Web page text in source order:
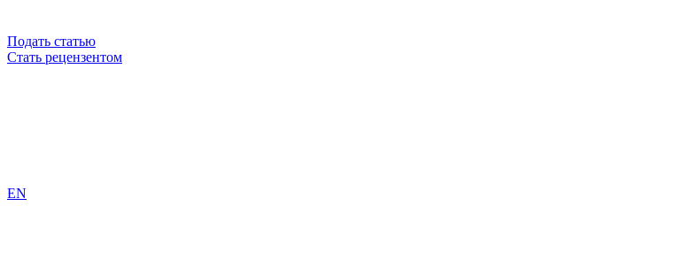
Подать статью
Стать рецензентом
EN